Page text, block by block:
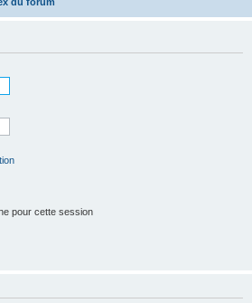
pour cette session